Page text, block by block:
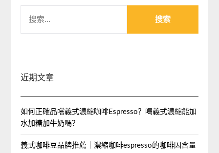
索：
近期文章
如何正確品嚐義式濃縮咖啡Espresso？喝義式濃縮能加
水加糖加牛奶嗎？
義式咖啡豆品牌推薦｜濃縮咖啡espresso的咖啡因含量